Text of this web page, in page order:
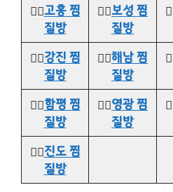
👉🏻고흥 찜
질방
👉🏻보성 찜
질방
👉🏻강진 찜
질방
👉🏻해남 찜
질방
👉🏻함평 찜
질방
👉🏻영광 찜
질방
👉🏻진도 찜
질방